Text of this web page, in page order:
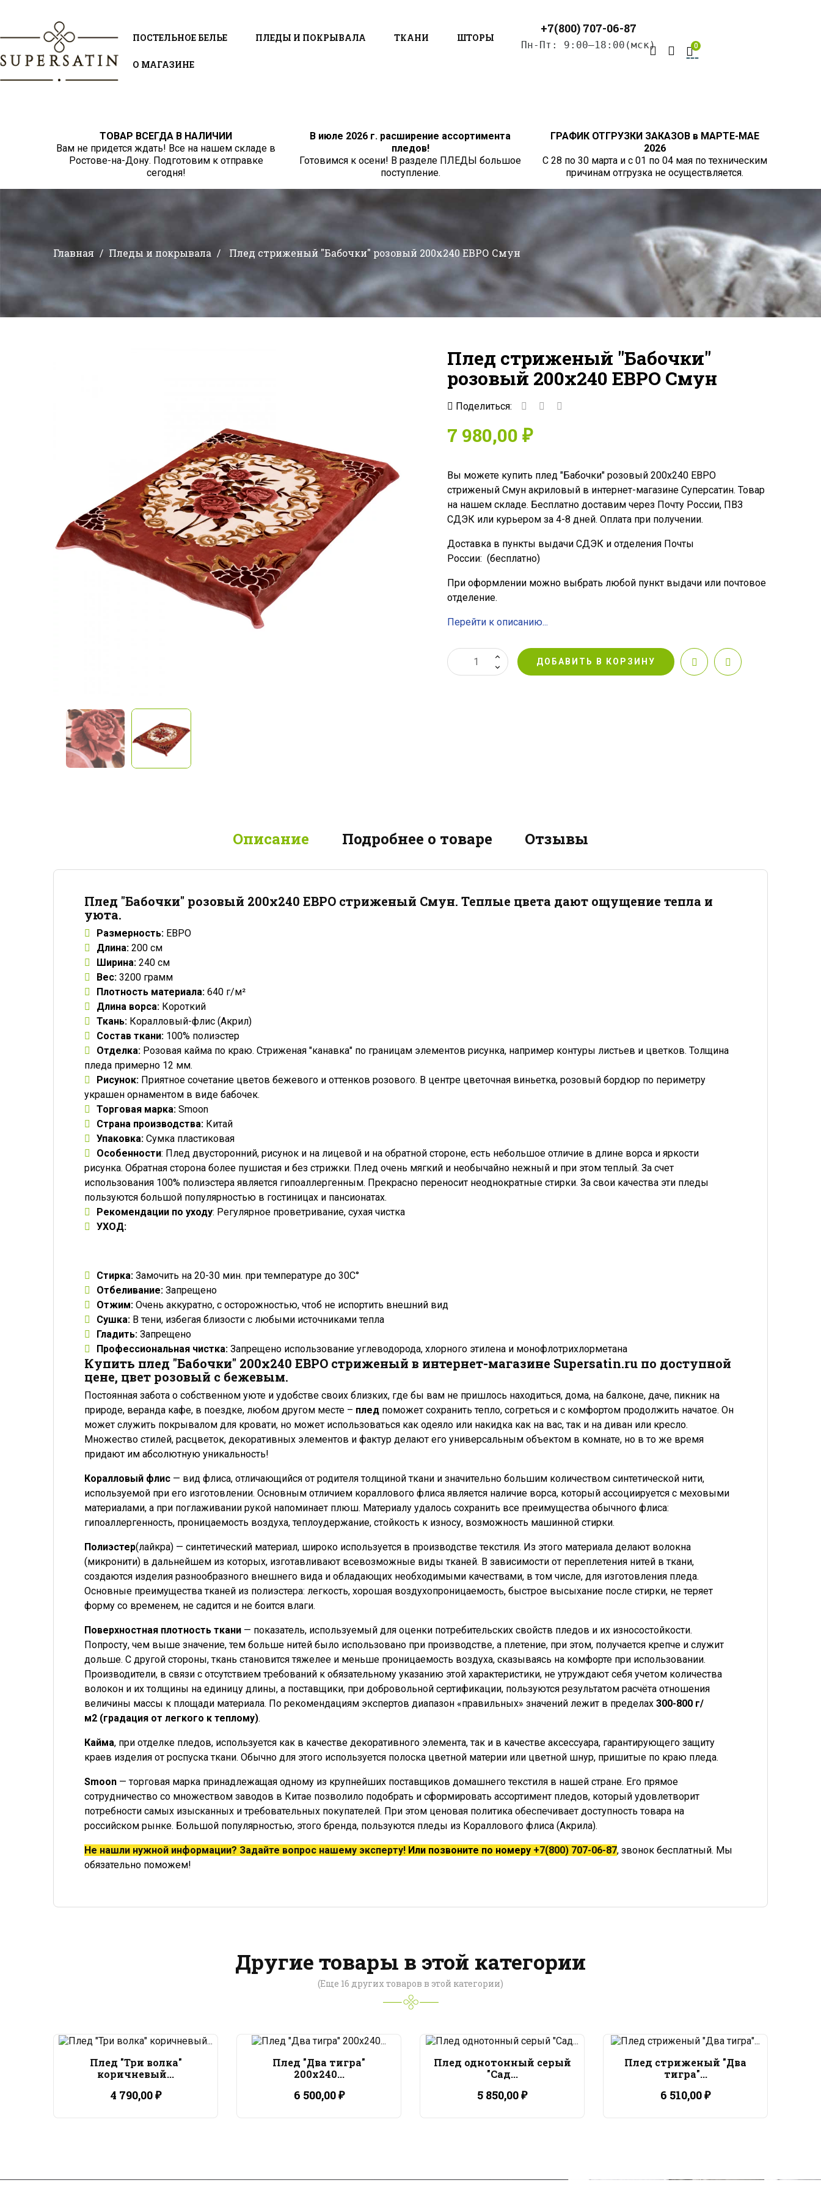
ПОСТЕЛЬНОЕ БЕЛЬЕ ПЛЕДЫ И ПОКРЫВАЛА ТКАНИ ШТОРЫ
О МАГАЗИНЕ
+7(800) 707-06-87
Пн-Пт: 9:00–18:00(мск) 0
ТОВАР ВСЕГДА В НАЛИЧИИ
Вам не придется ждать! Все на нашем складе в
Ростове-на-Дону. Подготовим к отправке
сегодня!
В июле 2026 г. расширение ассортимента
пледов!
Готовимся к осени! В разделе ПЛЕДЫ большое
поступление.
ГРАФИК ОТГРУЗКИ ЗАКАЗОВ в МАРТЕ-МАЕ
2026
С 28 по 30 марта и с 01 по 04 мая по техническим
причинам отгрузка не осуществляется.
Главная Пледы и покрывала Плед стриженый "Бабочки" розовый 200x240 ЕВРО Смун
Плед стриженый "Бабочки"
розовый 200x240 ЕВРО Смун
Поделиться:
7 980,00 ₽
Вы можете купить плед "Бабочки" розовый 200x240 ЕВРО
стриженый Смун акриловый в интернет-магазине Суперсатин. Товар
на нашем складе. Бесплатно доставим через Почту России, ПВЗ
СДЭК или курьером за 4-8 дней. Оплата при получении.
Доставка в пункты выдачи СДЭК и отделения Почты
России: (бесплатно)
При оформлении можно выбрать любой пункт выдачи или почтовое
отделение.
Перейти к описанию...
ДОБАВИТЬ В КОРЗИНУ
Описание Подробнее о товаре Отзывы
Плед "Бабочки" розовый 200x240 ЕВРО стриженый Смун. Теплые цвета дают ощущение тепла и
уюта.
Размерность: ЕВРО
Длина: 200 см
Ширина: 240 см
Вес: 3200 грамм
Плотность материала: 640 г/м²
Длина ворса: Короткий
Ткань: Коралловый-флис (Акрил)
Состав ткани: 100% полиэстер
Отделка: Розовая кайма по краю. Стриженая "канавка" по границам элементов рисунка, например контуры листьев и цветков. Толщина
пледа примерно 12 мм.
Рисунок: Приятное сочетание цветов бежевого и оттенков розового. В центре цветочная виньетка, розовый бордюр по периметру
украшен орнаментом в виде бабочек.
Торговая марка: Smoon
Страна производства: Китай
Упаковка: Сумка пластиковая
Особенности: Плед двусторонний, рисунок и на лицевой и на обратной стороне, есть небольшое отличие в длине ворса и яркости
рисунка. Обратная сторона более пушистая и без стрижки. Плед очень мягкий и необычайно нежный и при этом теплый. За счет
использования 100% полиэстера является гипоаллергенным. Прекрасно переносит неоднократные стирки. За свои качества эти пледы
пользуются большой популярностью в гостиницах и пансионатах.
Рекомендации по уходу: Регулярное проветривание, сухая чистка
УХОД:
Стирка: Замочить на 20-30 мин. при температуре до 30C°
Отбеливание: Запрещено
Отжим: Очень аккуратно, с осторожностью, чтоб не испортить внешний вид
Сушка: В тени, избегая близости с любыми источниками тепла
Гладить: Запрещено
Профессиональная чистка: Запрещено использование углеводорода, хлорного этилена и монофлотрихлорметана
Купить плед "Бабочки" 200x240 ЕВРО стриженый в интернет-магазине Supersatin.ru по доступной
цене, цвет розовый с бежевым.
Постоянная забота о собственном уюте и удобстве своих близких, где бы вам не пришлось находиться, дома, на балконе, даче, пикник на
природе, веранда кафе, в поездке, любом другом месте – плед поможет сохранить тепло, согреться и с комфортом продолжить начатое. Он
может служить покрывалом для кровати, но может использоваться как одеяло или накидка как на вас, так и на диван или кресло.
Множество стилей, расцветок, декоративных элементов и фактур делают его универсальным объектом в комнате, но в то же время
придают им абсолютную уникальность!
Коралловый флис — вид флиса, отличающийся от родителя толщиной ткани и значительно большим количеством синтетической нити,
используемой при его изготовлении. Основным отличием кораллового флиса является наличие ворса, который ассоциируется с меховыми
материалами, а при поглаживании рукой напоминает плюш. Материалу удалось сохранить все преимущества обычного флиса:
гипоаллергенность, проницаемость воздуха, теплоудержание, стойкость к износу, возможность машинной стирки.
Полиэстер(лайкра) — синтетический материал, широко используется в производстве текстиля. Из этого материала делают волокна
(микронити) в дальнейшем из которых, изготавливают всевозможные виды тканей. В зависимости от переплетения нитей в ткани,
создаются изделия разнообразного внешнего вида и обладающих необходимыми качествами, в том числе, для изготовления пледа.
Основные преимущества тканей из полиэстера: легкость, хорошая воздухопроницаемость, быстрое высыхание после стирки, не теряет
форму со временем, не садится и не боится влаги.
Поверхностная плотность ткани — показатель, используемый для оценки потребительских свойств пледов и их износостойкости.
Попросту, чем выше значение, тем больше нитей было использовано при производстве, а плетение, при этом, получается крепче и служит
дольше. С другой стороны, ткань становится тяжелее и меньше проницаемость воздуха, сказываясь на комфорте при использовании.
Производители, в связи с отсутствием требований к обязательному указанию этой характеристики, не утруждают себя учетом количества
волокон и их толщины на единицу длины, а поставщики, при добровольной сертификации, пользуются результатом расчёта отношения
величины массы к площади материала. По рекомендациям экспертов диапазон «правильных» значений лежит в пределах 300-800 г/
м2 (градация от легкого к теплому).
Кайма, при отделке пледов, используется как в качестве декоративного элемента, так и в качестве аксессуара, гарантирующего защиту
краев изделия от роспуска ткани. Обычно для этого используется полоска цветной материи или цветной шнур, пришитые по краю пледа.
Smoon — торговая марка принадлежащая одному из крупнейших поставщиков домашнего текстиля в нашей стране. Его прямое
сотрудничество со множеством заводов в Китае позволило подобрать и сформировать ассортимент пледов, который удовлетворит
потребности самых изысканных и требовательных покупателей. При этом ценовая политика обеспечивает доступность товара на
российском рынке. Большой популярностью, этого бренда, пользуются пледы из Кораллового флиса (Акрила).
Не нашли нужной информации? Задайте вопрос нашему эксперту! Или позвоните по номеру +7(800) 707-06-87, звонок бесплатный. Мы
обязательно поможем!
Другие товары в этой категории
(Еще 16 других товаров в этой категории)
Плед "Три волка"
коричневый...
4 790,00 ₽
Плед "Два тигра"
200x240...
6 500,00 ₽
Плед однотонный серый
"Сад...
5 850,00 ₽
Плед стриженый "Два
тигра"...
6 510,00 ₽